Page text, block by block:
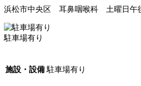
浜松市中央区 耳鼻咽喉科 土曜日午
駐車場有り
施設・設備 駐車場有り